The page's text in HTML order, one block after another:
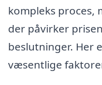
kompleks proces,
der påvirker
beslutninger. Her
væsentlige